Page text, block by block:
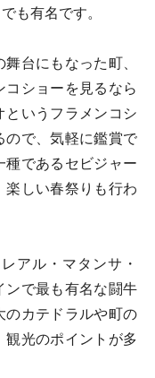
も有名です。
台にもなった町、
ショーを見るなら
というフラメンコシ
ので、気軽に鑑賞で
種であるセビジャー
楽しい春祭りも行わ
アル・マタンサ・
ンで最も有名な闘牛
のカテドラルや町の
観光のポイントが多